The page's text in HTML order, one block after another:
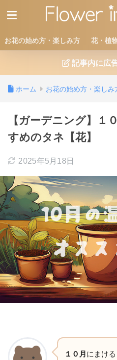
お花の始め方・楽しみ方 花・植
記事内に広
ホーム お花の始め方・楽しみ
【ガーデニング】１
すめのタネ【花】
2025年5月18日
１０月 にまけ